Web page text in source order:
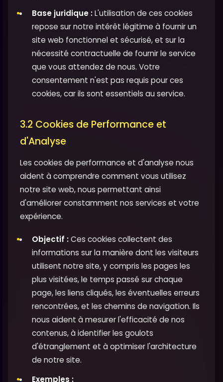
Base juridique :L'utilisation de ces cookies
repose sur notre intérêt légitime à fournir un
site web fonctionnel et sécurisé, et sur la
nécessité contractuelle de fournir le service
que vous attendez de nous. Votre
consentement n'est pas requis pour ces
cookies, car ils sont essentiels au service.
3.2 Cookies de Performance et
d'Analyse
Les cookies de performance et d'analyse nous
aident à comprendre comment vous utilisez
notre site web, nous permettant ainsi
d'améliorer constamment nos services et votre
expérience.
Objectif :Ces cookies collectent des
informations sur la manière dont les visiteurs
utilisent notre site, y compris les pages les
plus visitées, le temps passé sur chaque
page, les liens cliqués, les éventuelles erreurs
rencontrées, et les chemins de navigation. Ils
nous aident à mesurer l'efficacité de nos
contenus, à identifier les goulots
d'étranglement et à optimiser l'architecture
de notre site.
Exemples :